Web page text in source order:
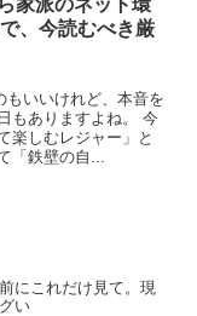
、今読むべき厳
もいいけれど、本音を
もありますよね。 今
楽しむレジャー」と
「鉄壁の自...
にこれだけ見て。現
い